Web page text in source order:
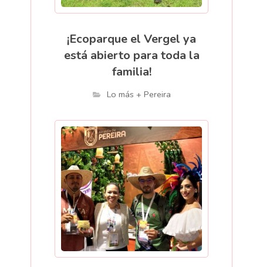
¡Ecoparque el Vergel ya
está abierto para toda la
familia!
Lo más + Pereira